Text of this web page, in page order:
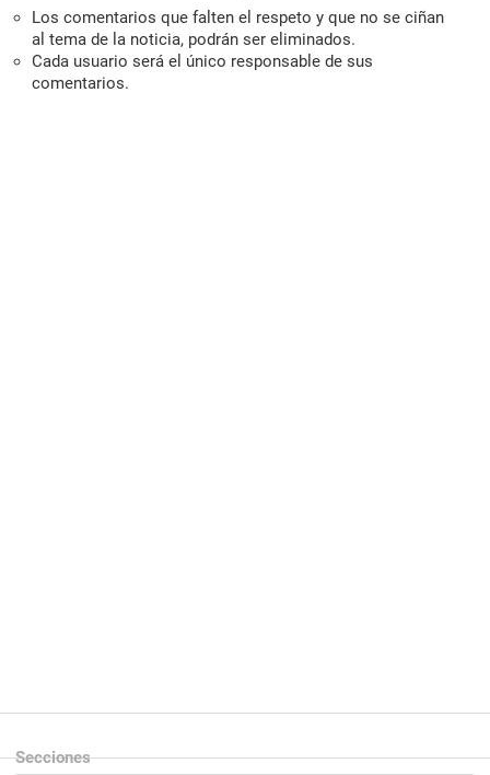
Los comentarios que falten el respeto y que no se ciñan
al tema de la noticia, podrán ser eliminados.
Cada usuario será el único responsable de sus
comentarios.
Secciones